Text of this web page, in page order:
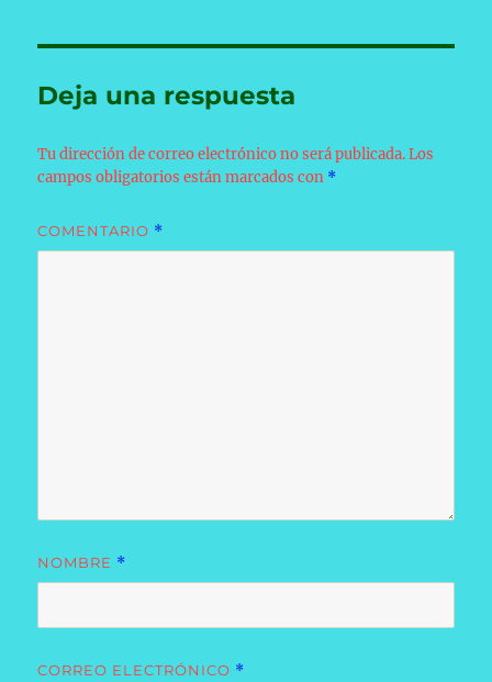
Deja una respuesta
Tu dirección de correo electrónico no será publicada. Los
campos obligatorios están marcados con *
COMENTARIO *
NOMBRE *
CORREO ELECTRÓNICO *